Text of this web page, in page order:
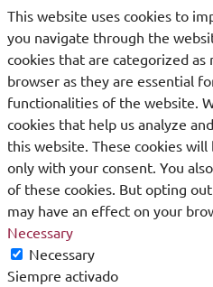
This website uses cookies to
you navigate through the
cookies that are categorized as
browser as they are essential
functionalities of the website.
cookies that help us analyze
this website. These cookies
only with your consent. You
of these cookies. But opting
may have an effect on your
Necessary
Necessary
Siempre activado